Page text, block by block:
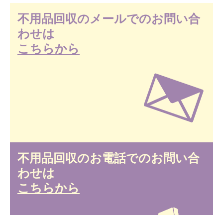
不用品回収のメールでのお問い合
わせは
こちらから
不用品回収のお電話でのお問い合
わせは
こちらから